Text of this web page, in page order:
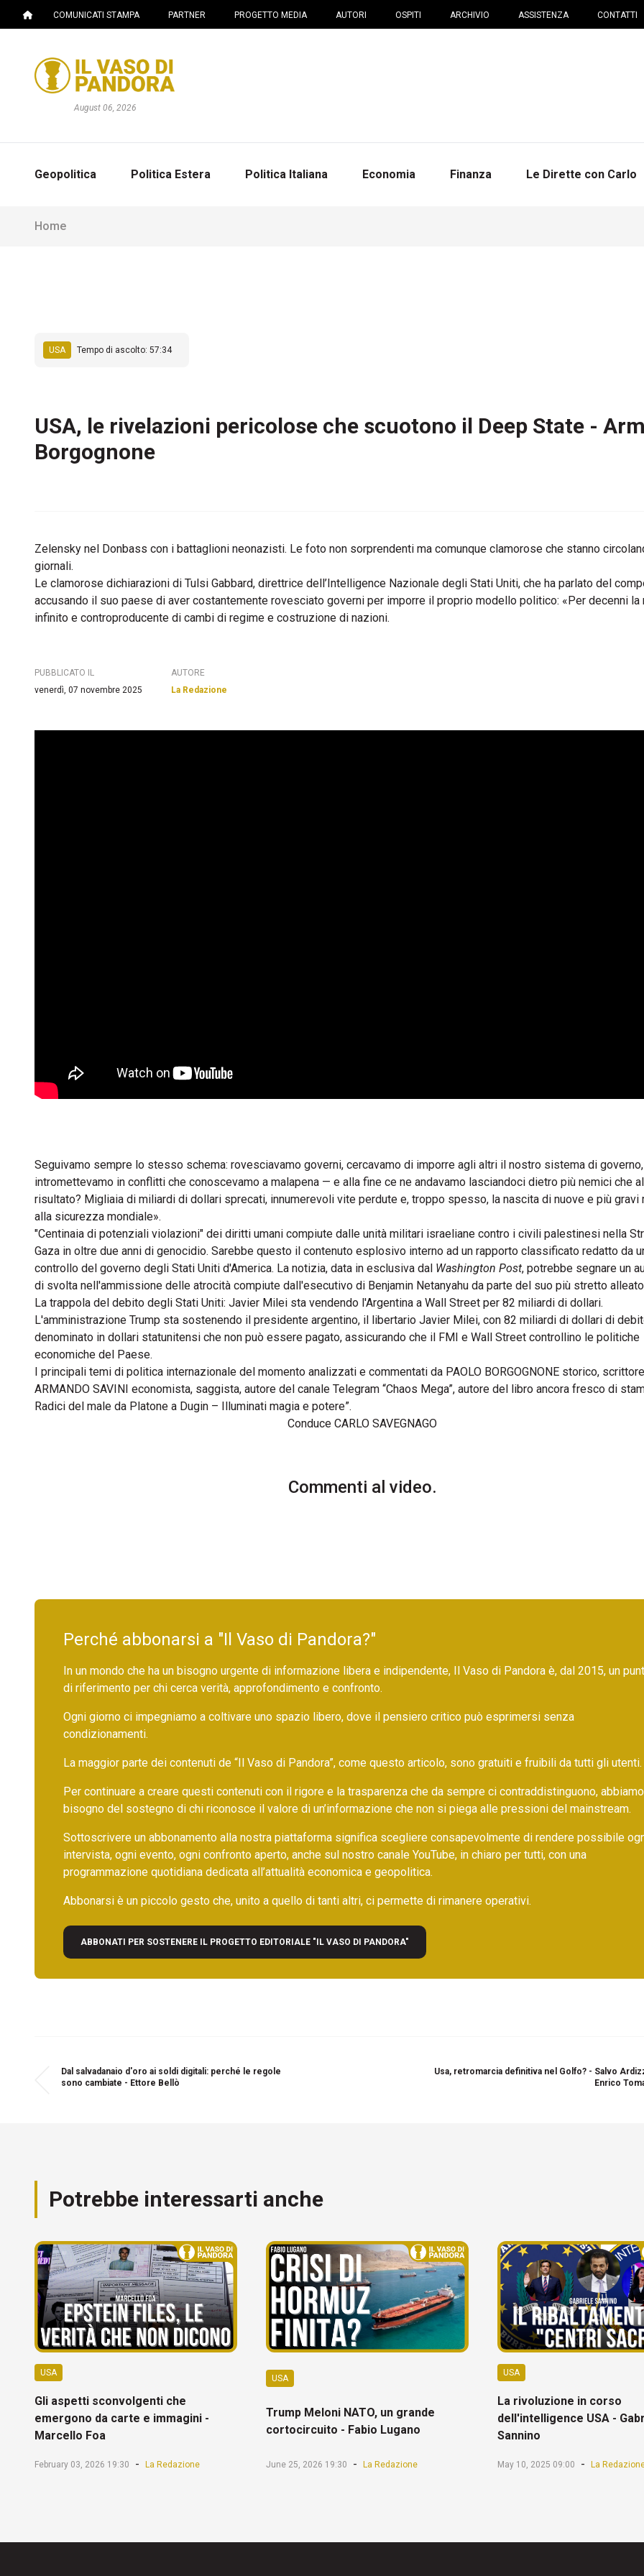
COMUNICATI STAMPA PARTNER PROGETTO MEDIA AUTORI OSPITI ARCHIVIO ASSISTENZA CONTATTI
August 06, 2026
Geopolitica Politica Estera Politica Italiana Economia Finanza Le Dirette con Carlo
Home
USA Tempo di ascolto: 57:34
USA, le rivelazioni pericolose che scuotono il Deep State -
Borgognone
Zelensky nel Donbass con i battaglioni neonazisti. Le foto non sorprendenti ma comunque clamorose che stanno
giornali.
Le clamorose dichiarazioni di Tulsi Gabbard, direttrice dell’Intelligence Nazionale degli Stati Uniti, che ha parlato del
accusando il suo paese di aver costantemente rovesciato governi per imporre il proprio modello politico: «Per decenni
infinito e controproducente di cambi di regime e costruzione di nazioni.
PUBBLICATO IL
venerdì, 07 novembre 2025
AUTORE
La Redazione
Seguivamo sempre lo stesso schema: rovesciavamo governi, cercavamo di imporre agli altri il nostro sistema di
intromettevamo in conflitti che conoscevamo a malapena — e alla fine ce ne andavamo lasciandoci dietro più nemici che
risultato? Migliaia di miliardi di dollari sprecati, innumerevoli vite perdute e, troppo spesso, la nascita di nuove e più gravi
alla sicurezza mondiale».
"Centinaia di potenziali violazioni" dei diritti umani compiute dalle unità militari israeliane contro i civili palestinesi nella
Gaza in oltre due anni di genocidio. Sarebbe questo il contenuto esplosivo interno ad un rapporto classificato redatto da
controllo del governo degli Stati Uniti d'America. La notizia, data in esclusiva dal Washington Post, potrebbe segnare un
di svolta nell'ammissione delle atrocità compiute dall'esecutivo di Benjamin Netanyahu da parte del suo più stretto
La trappola del debito degli Stati Uniti: Javier Milei sta vendendo l'Argentina a Wall Street per 82 miliardi di dollari.
L'amministrazione Trump sta sostenendo il presidente argentino, il libertario Javier Milei, con 82 miliardi di dollari di
denominato in dollari statunitensi che non può essere pagato, assicurando che il FMI e Wall Street controllino le politiche
economiche del Paese.
I principali temi di politica internazionale del momento analizzati e commentati da PAOLO BORGOGNONE storico,
ARMANDO SAVINI economista, saggista, autore del canale Telegram “Chaos Mega”, autore del libro ancora fresco di
Radici del male da Platone a Dugin – Illuminati magia e potere”.
Conduce CARLO SAVEGNAGO
Commenti al video.
Perché abbonarsi a "Il Vaso di Pandora?"
In un mondo che ha un bisogno urgente di informazione libera e indipendente, Il Vaso di Pandora è, dal 2015, un
di riferimento per chi cerca verità, approfondimento e confronto.
Ogni giorno ci impegniamo a coltivare uno spazio libero, dove il pensiero critico può esprimersi senza
condizionamenti.
La maggior parte dei contenuti de “Il Vaso di Pandora”, come questo articolo, sono gratuiti e fruibili da tutti gli utenti.
Per continuare a creare questi contenuti con il rigore e la trasparenza che da sempre ci contraddistinguono, abbiamo
bisogno del sostegno di chi riconosce il valore di un’informazione che non si piega alle pressioni del mainstream.
Sottoscrivere un abbonamento alla nostra piattaforma significa scegliere consapevolmente di rendere possibile
intervista, ogni evento, ogni confronto aperto, anche sul nostro canale YouTube, in chiaro per tutti, con una
programmazione quotidiana dedicata all’attualità economica e geopolitica.
Abbonarsi è un piccolo gesto che, unito a quello di tanti altri, ci permette di rimanere operativi.
ABBONATI PER SOSTENERE IL PROGETTO EDITORIALE "IL VASO DI PANDORA"
Dal salvadanaio d'oro ai soldi digitali: perché le regole
sono cambiate - Ettore Bellò
Usa, retromarcia definitiva nel Golfo? - Salvo
Enrico
Potrebbe interessarti anche
USA
Gli aspetti sconvolgenti che
emergono da carte e immagini -
Marcello Foa
February 03, 2026 19:30 - La Redazione
USA
Trump Meloni NATO, un grande
cortocircuito - Fabio Lugano
June 25, 2026 19:30 - La Redazione
USA
La rivoluzione in corso
dell'intelligence USA -
Sannino
May 10, 2025 09:00 - La